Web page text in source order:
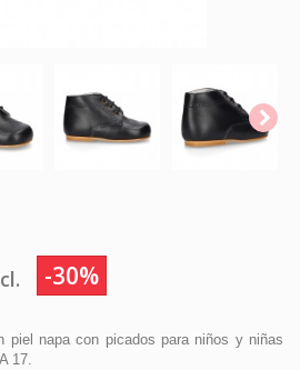
-30%
piel napa con picados para niños y niñas
17.